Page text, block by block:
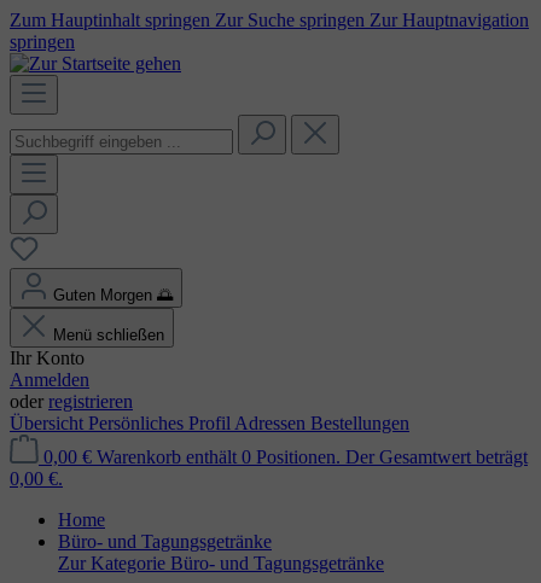
Zum Hauptinhalt springen Zur Suche springen Zur Hauptnavigation
springen
Guten Morgen 🌅
Menü schließen
Ihr Konto
Anmelden
oder registrieren
Übersicht Persönliches Profil Adressen Bestellungen
0,00 € Warenkorb enthält 0 Positionen. Der Gesamtwert beträgt
0,00 €.
Home
Büro- und Tagungsgetränke
Zur Kategorie Büro- und Tagungsgetränke